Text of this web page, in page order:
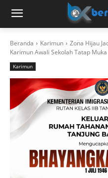
Beranda Karimun
Zona Hijau
Karimun Awali Sekolah Tatap Muka
Karimun